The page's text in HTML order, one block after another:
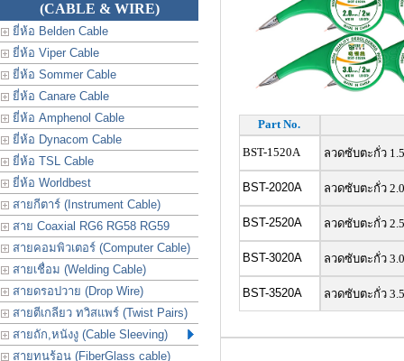
(CABLE & WIRE)
ยี่ห้อ Belden Cable
ยี่ห้อ Viper Cable
ยี่ห้อ Sommer Cable
ยี่ห้อ Canare Cable
ยี่ห้อ Amphenol Cable
ยี่ห้อ Dynacom Cable
ยี่ห้อ TSL Cable
ยี่ห้อ Worldbest
สายกีตาร์ (Instrument Cable)
สาย Coaxial RG6 RG58 RG59
สายคอมพิวเตอร์ (Computer Cable)
สายเชื่อม (Welding Cable)
สายดรอปวาย (Drop Wire)
สายตีเกลียว ทวิสแพร์ (Twist Pairs)
สายถัก,หนังงู (Cable Sleeving)
สายทนร้อน (FiberGlass cable)
Part No.
BST-1520A ลวดซับตะกั่ว
BST-2020A ลวดซับตะกั่ว
BST-2520A ลวดซับตะกั่ว
BST-3020A ลวดซับตะกั่ว
BST-3520A ลวดซับตะกั่ว